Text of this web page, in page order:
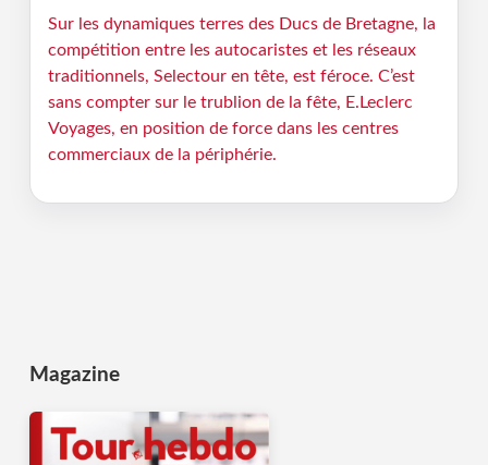
Sur les dynamiques terres des Ducs de Bretagne, la
compétition entre les autocaristes et les réseaux
traditionnels, Selectour en tête, est féroce. C’est
sans compter sur le trublion de la fête, E.Leclerc
Voyages, en position de force dans les centres
commerciaux de la périphérie.
Magazine